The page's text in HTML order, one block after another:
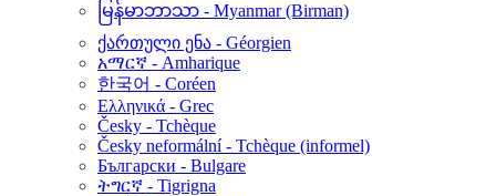
မြန်မာဘာသာ - Myanmar (Birman)
ქართული ენა - Géorgien
አማርኛ - Amharique
한국어 - Coréen
Ελληνικά - Grec
Česky - Tchèque
Česky neformální - Tchèque (informel)
Български - Bulgare
ትግርኛ - Tigrigna